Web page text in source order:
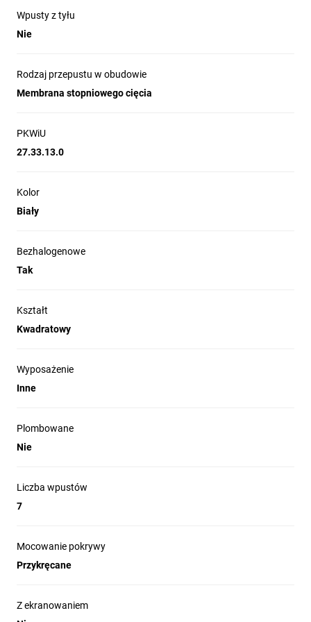
zastosować żel elektroizolacyjny wokół przewodów.
Wpusty z tyłu
Nie
Rodzaj przepustu w obudowie
Membrana stopniowego cięcia
PKWiU
27.33.13.0
Kolor
Biały
Bezhalogenowe
Tak
Kształt
Kwadratowy
Wyposażenie
Inne
Plombowane
Nie
Liczba wpustów
7
Mocowanie pokrywy
Przykręcane
Z ekranowaniem